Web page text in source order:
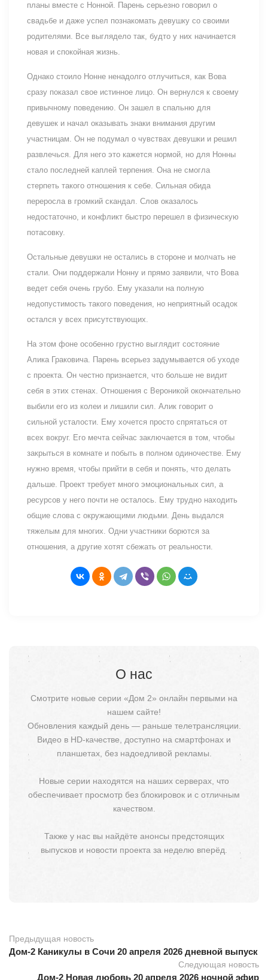
планы вместе с Нонной. Парень серьезно говорил о
свадьбе и даже успел познакомать девушку со своими
родителями. Все выглядело так, будто у них начинается
новая и спокойная жизнь.
Однако стоило Нонне ненадолго отлучиться, как Вова
сразу показал свое истинное лицо. Он вернулся к своему
привычному поведению. Он зашел в спальню для
девушек и начал оказывать знаки внимания другим
участницам. Он не подумал о чувствах девушки и решил
развлечься. Для него это кажется нормой, но для Нонны
стало последней каплей терпения. Она не смогла
стерпеть такого отношения к себе. Сильная обида
переросла в громкий скандал. Слов оказалось
недостаточно, и конфликт быстро перешел в физическую
потасовку.
Остальные девушки не остались в стороне и молчать не
стали. Они поддержали Нонну и прямо заявили, что Вова
ведет себя очень грубо. Ему указали на полную
недопустимость такого поведения, но неприятный осадок
остался у всех присутствующих.
На этом фоне особенно грустно выглядит состояние
Алика Граковича. Парень всерьез задумывается об уходе
с проекта. Он честно признается, что больше не видит
себя в этих стенах. Отношения с Вероникой окончательно
выбили его из колеи и лишили сил. Алик говорит о
сильной усталости. Ему хочется просто спрятаться от
всех вокруг. Его мечта сейчас заключается в том, чтобы
закрыться в комнате и побыть в полном одиночестве. Ему
нужно время, чтобы прийти в себя и понять, что делать
дальше. Проект требует много эмоциональных сил, а
ресурсов у него почти не осталось. Ему трудно находить
общие слова с окружающими людьми. День выдался
тяжелым для многих. Одни участники борются за
отношения, а другие хотят сбежать от реальности.
О нас
Смотрите новые серии «Дом 2» онлайн первыми на
нашем сайте!
Обновления каждый день — раньше телетрансляции.
Видео в HD-качестве, доступно на смартфонах и
планшетах, без надоедливой рекламы.
Новые серии находятся на наших серверах, что
обеспечивает просмотр без блокировок и с отличным
качеством.
Также у нас вы найдёте анонсы предстоящих
выпусков и новости проекта за неделю вперёд.
Предыдущая новость
Дом-2 Каникулы в Сочи 20 апреля 2026 дневной выпуск
Следующая новость
Дом-2 Новая любовь 20 апреля 2026 ночной эфир